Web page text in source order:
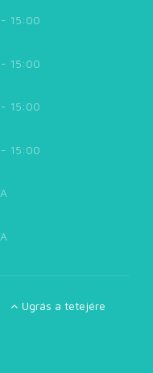
15:00
15:00
15:00
15:00
Ugrás a tetejére